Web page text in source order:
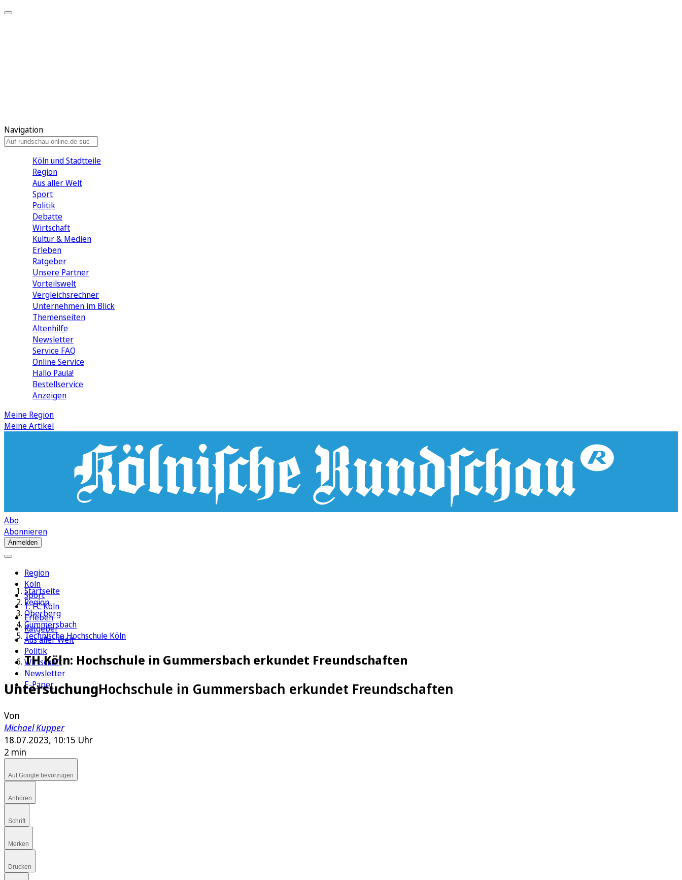
Navigation
Köln und Stadtteile
Region
Aus aller Welt
Sport
Politik
Debatte
Wirtschaft
Kultur & Medien
Erleben
Ratgeber
Unsere Partner
Vorteilswelt
Vergleichsrechner
Unternehmen im Blick
Themenseiten
Altenhilfe
Newsletter
Service FAQ
Online Service
Hallo Paula!
Bestellservice
Anzeigen
Meine Region
Meine Artikel
Abo
Abonnieren
Anmelden
Region
Köln
Sport
1. FC Köln
Erleben
Ratgeber
Aus aller Welt
Politik
Wirtschaft
Newsletter
E-Paper
Startseite
Region
Oberberg
Gummersbach
Technische Hochschule Köln
TH Köln: Hochschule in Gummersbach erkundet Freundschaften
UntersuchungHochschule in Gummersbach erkundet Freundschaften
Von
Michael Kupper
18.07.2023, 10:15 Uhr
2 min
Auf Google bevorzugen
Anhören
Schrift
Merken
Drucken